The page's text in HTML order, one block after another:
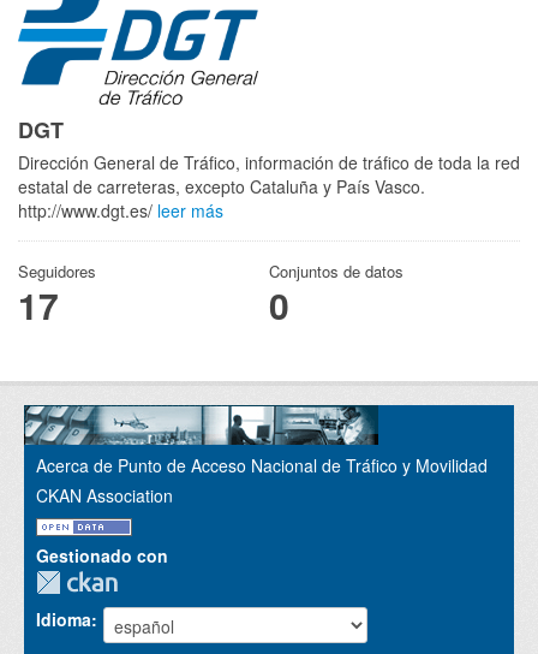
DGT
Dirección General de Tráfico, información de tráfico de toda la red
estatal de carreteras, excepto Cataluña y País Vasco.
http://www.dgt.es/ leer más
Seguidores
17
Conjuntos de datos
0
Acerca de Punto de Acceso Nacional de Tráfico y Movilidad
CKAN Association
Gestionado con
Idioma